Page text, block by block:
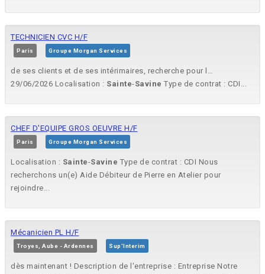
TECHNICIEN CVC H/F
Paris Groupe Morgan Services
de ses clients et de ses intérimaires, recherche pour l…
29/06/2026 Localisation : Sainte-Savine Type de contrat : CDI...
CHEF D'EQUIPE GROS OEUVRE H/F
Paris Groupe Morgan Services
Localisation : Sainte-Savine Type de contrat : CDI Nous
recherchons un(e) Aide Débiteur de Pierre en Atelier pour
rejoindre...
Mécanicien PL H/F
Troyes, Aube - Ardennes Sup'Interim
dès maintenant ! Description de l'entreprise : Entreprise Notre